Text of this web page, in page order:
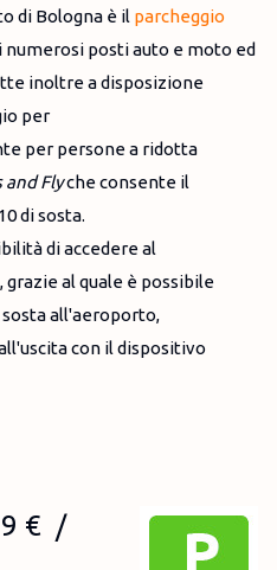
di Bologna è il parcheggio
numerosi posti auto e moto ed
inoltre a disposizione
per
per persone a ridotta
and Flyche consente il
di sosta.
di accedere al
al quale è possibile
all'aeroporto,
con il dispositivo
€ /